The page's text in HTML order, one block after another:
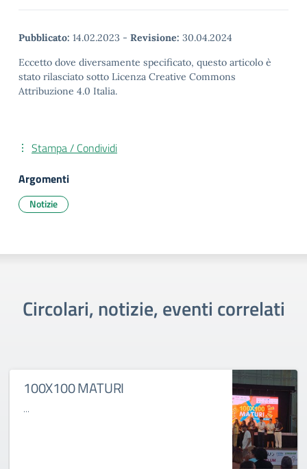
Pubblicato: 14.02.2023 - Revisione: 30.04.2024
Eccetto dove diversamente specificato, questo articolo è
stato rilasciato sotto Licenza Creative Commons
Attribuzione 4.0 Italia.
Stampa / Condividi
Argomenti
Notizie
Circolari, notizie, eventi correlati
100X100 MATURI
...